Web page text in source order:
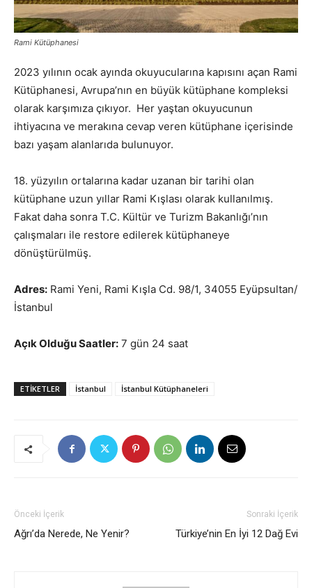
Rami Kütüphanesi
2023 yılının ocak ayında okuyucularına kapısını açan Rami
Kütüphanesi, Avrupa’nın en büyük kütüphane kompleksi
olarak karşımıza çıkıyor. Her yaştan okuyucunun
ihtiyacına ve merakına cevap veren kütüphane içerisinde
bazı yaşam alanlarıda bulunuyor.
18. yüzyılın ortalarına kadar uzanan bir tarihi olan
kütüphane uzun yıllar Rami Kışlası olarak kullanılmış.
Fakat daha sonra T.C. Kültür ve Turizm Bakanlığı’nın
çalışmaları ile restore edilerek kütüphaneye
dönüştürülmüş.
Adres: Rami Yeni, Rami Kışla Cd. 98/1, 34055 Eyüpsultan/
İstanbul
Açık Olduğu Saatler: 7 gün 24 saat
ETIKETLER İstanbul İstanbul Kütüphaneleri
Önceki İçerik
Ağrı’da Nerede, Ne Yenir?
Sonraki İçerik
Türkiye’nin En İyi 12 Dağ Evi